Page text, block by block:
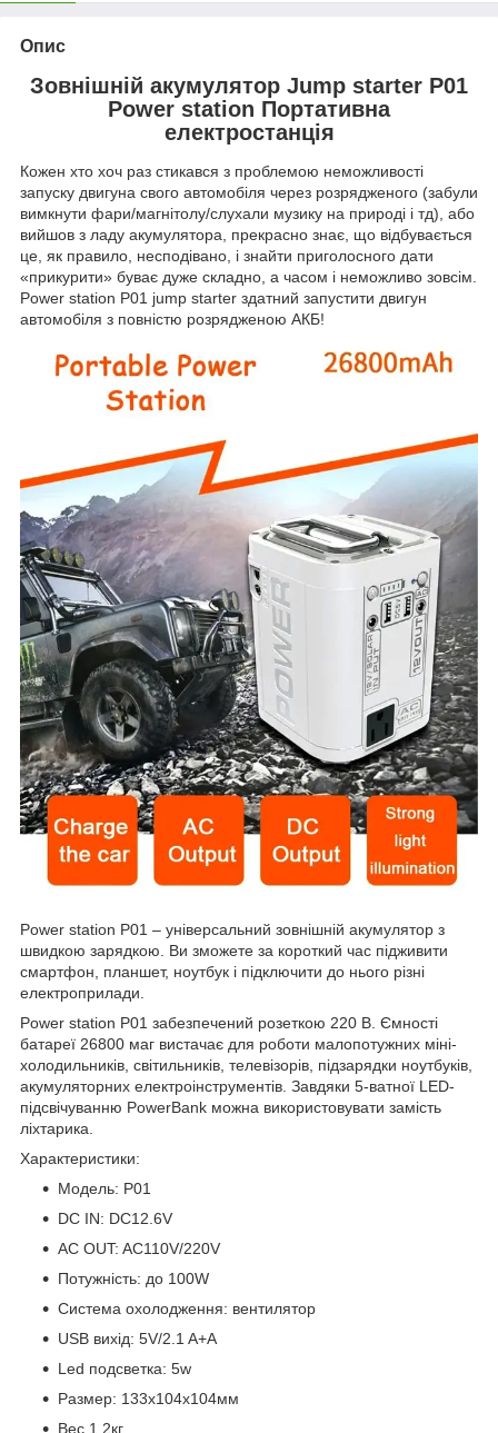
Опис
Зовнішній акумулятор Jump starter P01
Power station Портативна
електростанція
Кожен хто хоч раз стикався з проблемою неможливості
запуску двигуна свого автомобіля через розрядженого (забули
вимкнути фари/магнітолу/слухали музику на природі і тд), або
вийшов з ладу акумулятора, прекрасно знає, що відбувається
це, як правило, несподівано, і знайти приголосного дати
«прикурити» буває дуже складно, а часом і неможливо зовсім.
Power station P01 jump starter здатний запустити двигун
автомобіля з повністю розрядженою АКБ!
Power station P01 – універсальний зовнішній акумулятор з
швидкою зарядкою. Ви зможете за короткий час підживити
смартфон, планшет, ноутбук і підключити до нього різні
електроприлади.
Power station P01 забезпечений розеткою 220 В. Ємності
батареї 26800 маг вистачає для роботи малопотужних міні-
холодильників, світильників, телевізорів, підзарядки ноутбуків,
акумуляторних електроінструментів. Завдяки 5-ватної LED-
підсвічуванню PowerBank можна використовувати замість
ліхтарика.
Характеристики:
Модель: P01
DC IN: DC12.6V
AC OUT: AC110V/220V
Потужність: до 100W
Система охолодження: вентилятор
USB вихід: 5V/2.1 A+A
Led подсветка: 5w
Размер: 133х104х104мм
Вес 1.2кг